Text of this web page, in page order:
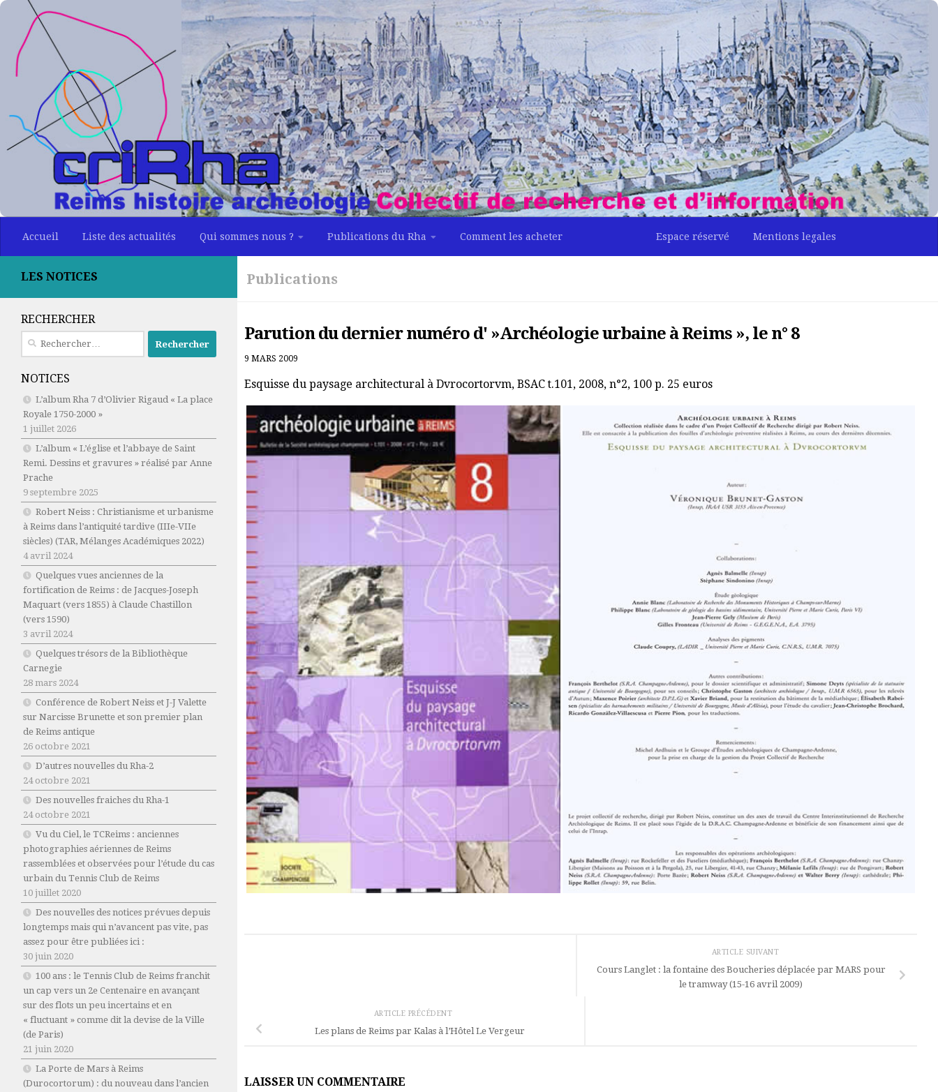
Skip to content
Accueil Liste des actualités Qui sommes nous ? Publications du Rha Comment les acheter Espace réservé Mentions legales
Publications
Parution du dernier numéro d' »Archéologie urbaine à Reims », le n° 8
9 MARS 2009
Esquisse du paysage architectural à Dvrocortorvm, BSAC t.101, 2008, n°2, 100 p. 25 euros
ARTICLE SUIVANT
Cours Langlet : la fontaine des Boucheries déplacée par MARS pour
le tramway (15-16 avril 2009)
ARTICLE PRÉCÉDENT
Les plans de Reims par Kalas à l’Hôtel Le Vergeur
LAISSER UN COMMENTAIRE
LES NOTICES
RECHERCHER
Rechercher :
NOTICES
L’album Rha 7 d’Olivier Rigaud « La place
Royale 1750-2000 »
1 juillet 2026
L’album « L’église et l’abbaye de Saint
Remi. Dessins et gravures » réalisé par Anne
Prache
9 septembre 2025
Robert Neiss : Christianisme et urbanisme
à Reims dans l’antiquité tardive (IIIe-VIIe
siècles) (TAR, Mélanges Académiques 2022)
4 avril 2024
Quelques vues anciennes de la
fortification de Reims : de Jacques-Joseph
Maquart (vers 1855) à Claude Chastillon
(vers 1590)
3 avril 2024
Quelques trésors de la Bibliothèque
Carnegie
28 mars 2024
Conférence de Robert Neiss et J-J Valette
sur Narcisse Brunette et son premier plan
de Reims antique
26 octobre 2021
D’autres nouvelles du Rha-2
24 octobre 2021
Des nouvelles fraiches du Rha-1
24 octobre 2021
Vu du Ciel, le TCReims : anciennes
photographies aériennes de Reims
rassemblées et observées pour l’étude du cas
urbain du Tennis Club de Reims
10 juillet 2020
Des nouvelles des notices prévues depuis
longtemps mais qui n’avancent pas vite, pas
assez pour être publiées ici :
30 juin 2020
100 ans : le Tennis Club de Reims franchit
un cap vers un 2e Centenaire en avançant
sur des flots un peu incertains et en
« fluctuant » comme dit la devise de la Ville
(de Paris)
21 juin 2020
La Porte de Mars à Reims
(Durocortorum) : du nouveau dans l’ancien